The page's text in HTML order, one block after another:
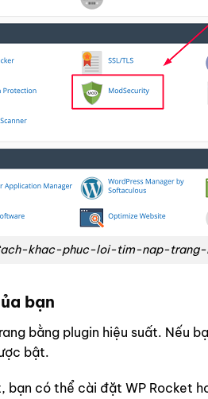
khac-phuc-loi-tim-nap-
bạn
bằng plugin hiệu suất. Nếu
bật.
bạn có thể cài đặt WP Rocket